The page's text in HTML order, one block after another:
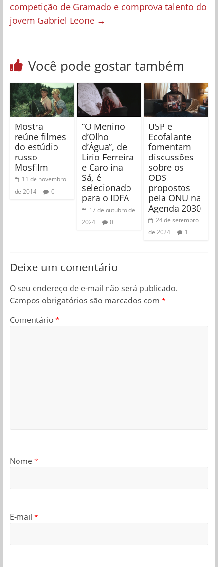
competição de Gramado e comprova talento do
jovem Gabriel Leone →
Você pode gostar também
Mostra
reúne filmes
do estúdio
russo
Mosfilm
11 de novembro
de 2014
0
“O Menino
d’Olho
d’Água”, de
Lírio Ferreira
e Carolina
Sá, é
selecionado
para o IDFA
17 de outubro de
2024
0
USP e
Ecofalante
fomentam
discussões
sobre os
ODS
propostos
pela ONU na
Agenda 2030
24 de setembro
de 2024
1
Deixe um comentário
O seu endereço de e-mail não será publicado.
Campos obrigatórios são marcados com *
Comentário *
Nome*
E-mail *